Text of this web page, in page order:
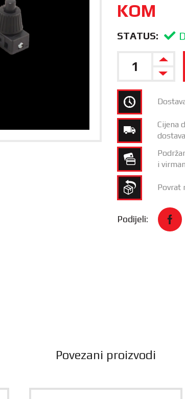
KOM
STATUS:
Cijena
i
Povrat
Podijeli:
Povezani proizvodi